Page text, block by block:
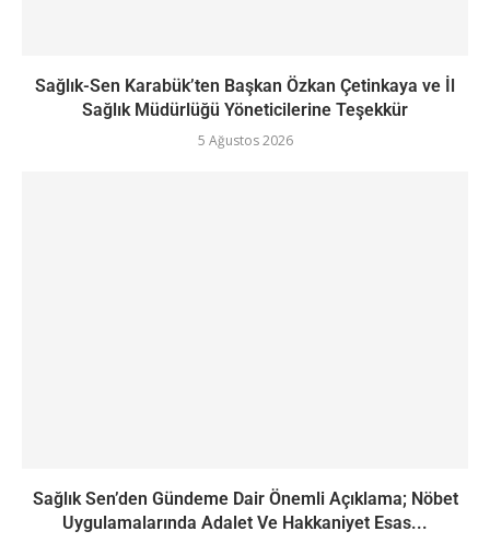
Sağlık-Sen Karabük’ten Başkan Özkan Çetinkaya ve İl
Sağlık Müdürlüğü Yöneticilerine Teşekkür
5 Ağustos 2026
Sağlık Sen’den Gündeme Dair Önemli Açıklama; Nöbet
Uygulamalarında Adalet Ve Hakkaniyet Esas...